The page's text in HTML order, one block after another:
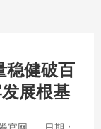
稳健破百
展根基